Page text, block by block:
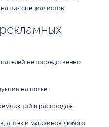
наших специалистов.
непосредственно
на полке.
акций и распродаж.
аптек и магазинов любого